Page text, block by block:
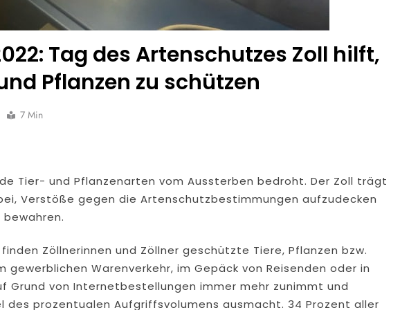
Tag des Artenschutzes Zoll hilft,
Pflanzen zu schützen
7 Min
Tier- und Pflanzenarten vom Aussterben bedroht. Der Zoll trägt
Verstöße gegen die Artenschutzbestimmungen aufzudecken
Zöllnerinnen und Zöllner geschützte Tiere, Pflanzen bzw.
gewerblichen Warenverkehr, im Gepäck von Reisenden oder in
Grund von Internetbestellungen immer mehr zunimmt und
des prozentualen Aufgriffsvolumens ausmacht. 34 Prozent aller